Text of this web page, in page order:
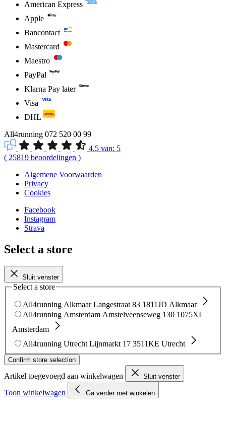
American Express
Apple
Bancontact
Mastercard
Maestro
PayPal
Klarna Pay later
Visa
DHL
All4running 072 520 00 99
4.5 van: 5
( 25819 beoordelingen )
Algemene Voorwaarden
Privacy
Cookies
Facebook
Instagram
Strava
Select a store
Sluit venster
Select a store
All4running Alkmaar Langestraat 83 1811JD Alkmaar
All4running Amsterdam Amstelveenseweg 130 1075XL
Amsterdam
All4running Utrecht Lijnmarkt 17 3511KE Utrecht
Confirm store selection
Artikel toegevoegd aan winkelwagen Sluit venster
Toon winkelwagen Ga verder met winkelen